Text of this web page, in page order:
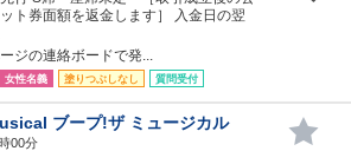
ト券面額を返金します］ 入金日の翌
ジの連絡ボードで発...
女性名義 塗りつぶしなし 質問受付
ブープ!ザ ミュージカル
00分